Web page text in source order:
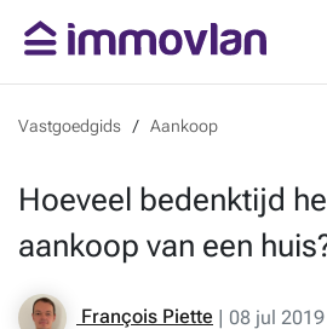
Vastgoedgids Aankoop
Hoeveel bedenktijd
aankoop van een
François Piette | 08 jul 2019